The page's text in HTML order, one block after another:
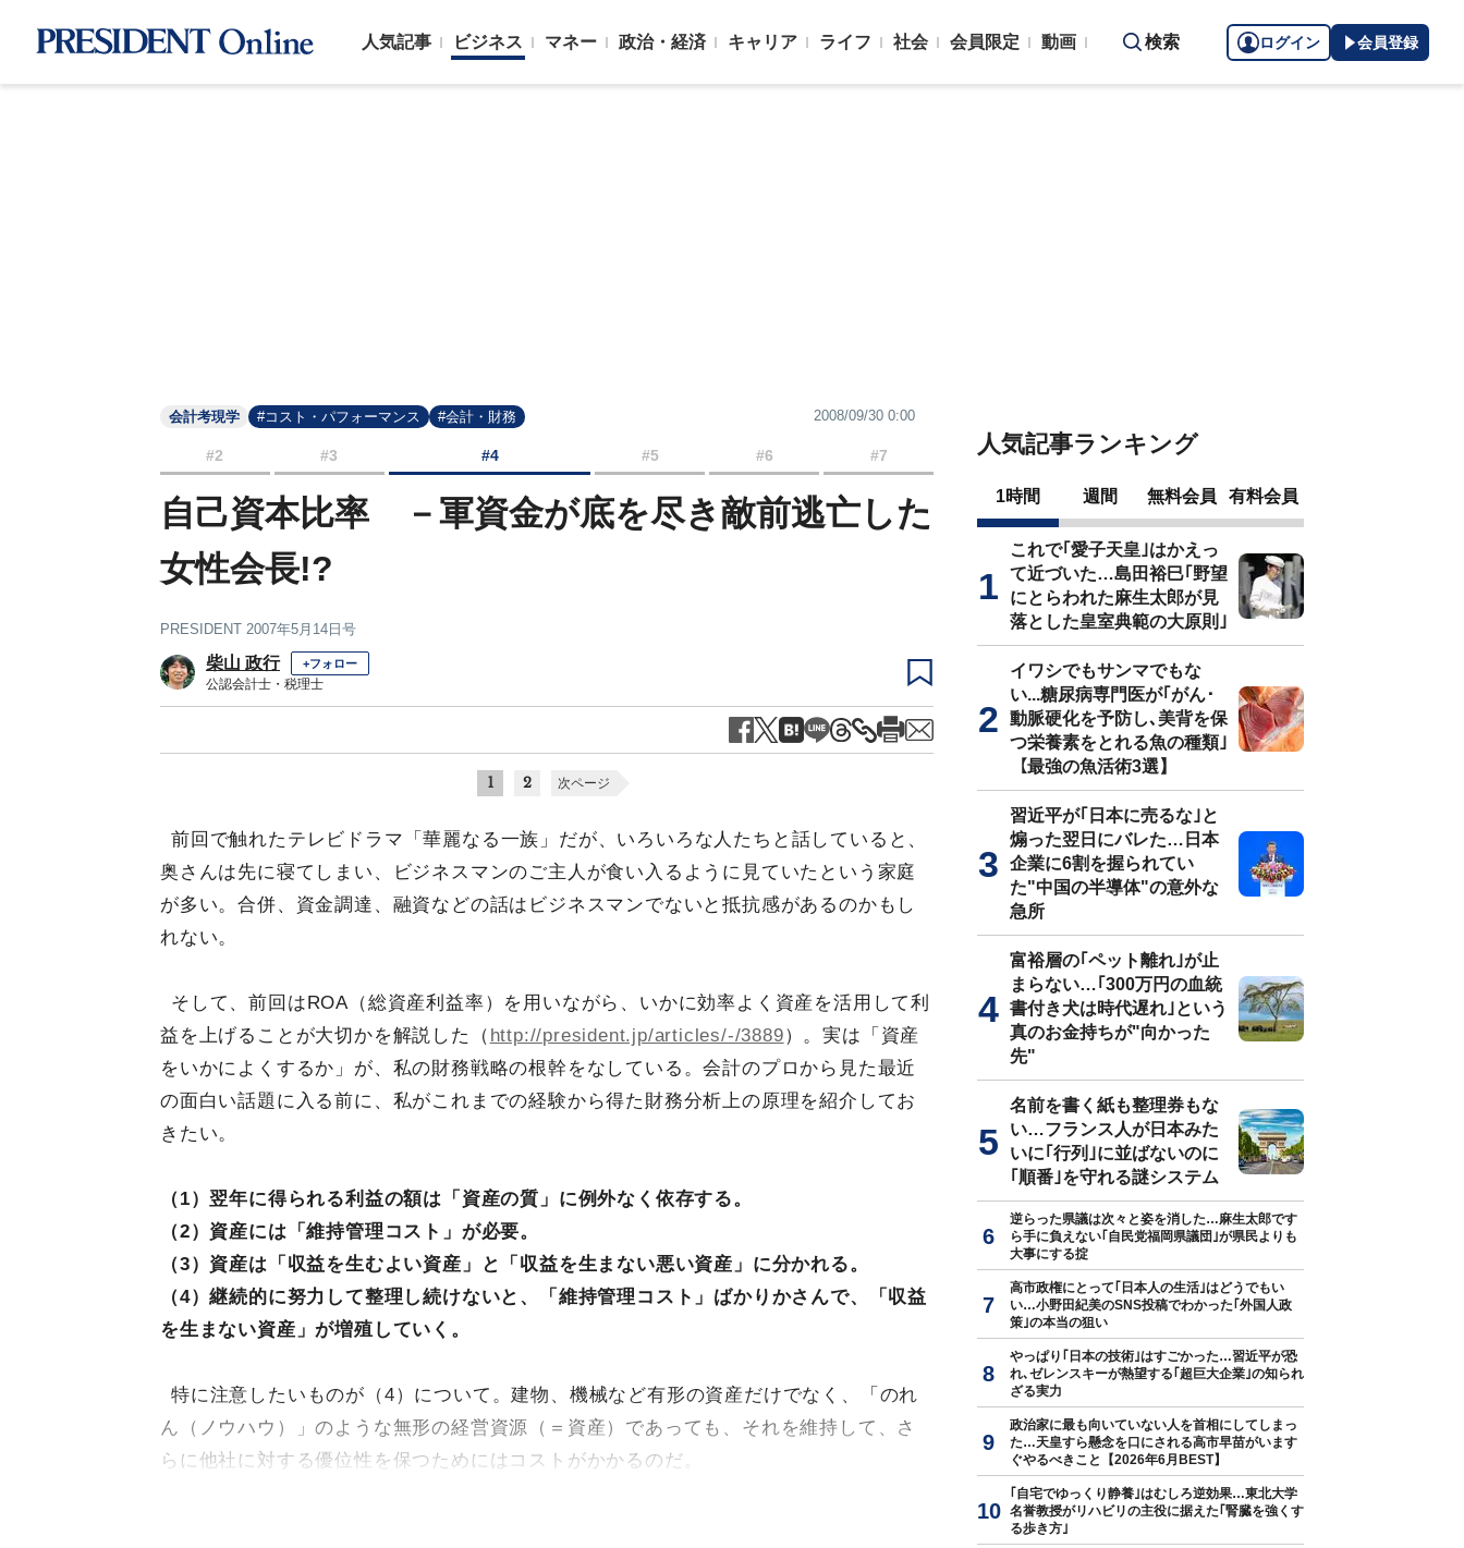
人気記事 ビジネス マネー 政治・経済 キャリア ライフ 社会 会員限定 動画 検索 ログイン 会員登録
会計考現学 #コスト・パフォーマンス #会計・財務 2008/09/30 0:00
#2 #3 #4 #5 #6 #7
自己資本比率 －軍資金が底を尽き敵前逃亡した
女性会長!?
PRESIDENT 2007年5月14日号
柴山 政行 +フォロー
公認会計士・税理士
1 2 次ページ
前回で触れたテレビドラマ「華麗なる一族」だが、いろいろな人たちと話していると、
奥さんは先に寝てしまい、ビジネスマンのご主人が食い入るように見ていたという家庭
が多い。合併、資金調達、融資などの話はビジネスマンでないと抵抗感があるのかもし
れない。
そして、前回はROA（総資産利益率）を用いながら、いかに効率よく資産を活用して利
益を上げることが大切かを解説した（ http://president.jp/articles/-/3889）。実は「資産
をいかによくするか」が、私の財務戦略の根幹をなしている。会計のプロから見た最近
の面白い話題に入る前に、私がこれまでの経験から得た財務分析上の原理を紹介してお
きたい。
（1）翌年に得られる利益の額は「資産の質」に例外なく依存する。
（2）資産には「維持管理コスト」が必要。
（3）資産は「収益を生むよい資産」と「収益を生まない悪い資産」に分かれる。
（4）継続的に努力して整理し続けないと、「維持管理コスト」ばかりかさんで、「収益
を生まない資産」が増殖していく。
特に注意したいものが（4）について。建物、機械など有形の資産だけでなく、「のれ
ん（ノウハウ）」のような無形の経営資源（＝資産）であっても、それを維持して、さ
らに他社に対する優位性を保つためにはコストがかかるのだ。
人気記事ランキング
1時間 週間 無料会員 有料会員
これで｢愛子天皇｣はかえっ
て近づいた…島田裕巳｢野望
にとらわれた麻生太郎が見
落とした皇室典範の大原則｣
イワシでもサンマでもな
い...糖尿病専門医が｢がん･
動脈硬化を予防し､美背を保
つ栄養素をとれる魚の種類｣
【最強の魚活術3選】
習近平が｢日本に売るな｣と
煽った翌日にバレた…日本
企業に6割を握られてい
た"中国の半導体"の意外な
急所
富裕層の｢ペット離れ｣が止
まらない…｢300万円の血統
書付き犬は時代遅れ｣という
真のお金持ちが"向かった
先"
名前を書く紙も整理券もな
い…フランス人が日本みた
いに｢行列｣に並ばないのに
｢順番｣を守れる謎システム
逆らった県議は次々と姿を消した…麻生太郎です
ら手に負えない｢自民党福岡県議団｣が県民よりも
大事にする掟
高市政権にとって｢日本人の生活｣はどうでもい
い…小野田紀美のSNS投稿でわかった｢外国人政
策｣の本当の狙い
やっぱり｢日本の技術｣はすごかった…習近平が恐
れ､ゼレンスキーが熱望する｢超巨大企業｣の知られ
ざる実力
政治家に最も向いていない人を首相にしてしまっ
た…天皇すら懸念を口にされる高市早苗がいます
ぐやるべきこと【2026年6月BEST】
｢自宅でゆっくり静養｣はむしろ逆効果…東北大学
名誉教授がリハビリの主役に据えた｢腎臓を強くす
る歩き方｣